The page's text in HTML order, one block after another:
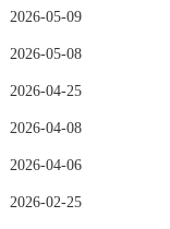
2026-05-09
2026-05-08
2026-04-25
2026-04-08
2026-04-06
2026-02-25